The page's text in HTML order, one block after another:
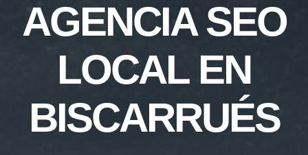
AGENCIA SEO
LOCAL EN
BISCARRUÉS